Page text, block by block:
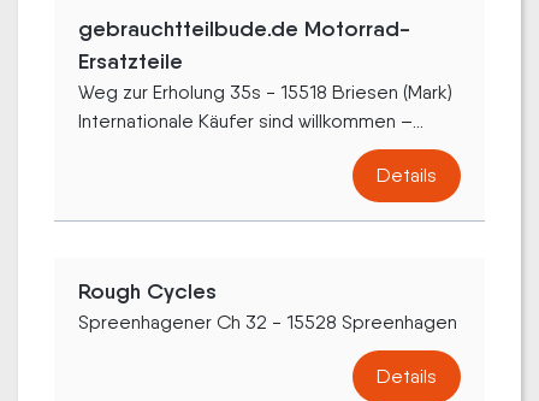
gebrauchtteilbude.de Motorrad-
Ersatzteile
Weg zur Erholung 35s - 15518 Briesen (Mark)
Internationale Käufer sind willkommen –...
Details
Rough Cycles
Spreenhagener Ch 32 - 15528 Spreenhagen
Details